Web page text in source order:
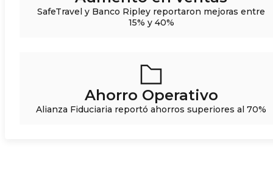
SafeTravel y Banco Ripley reportaron mejoras entre
15% y 40%
Ahorro Operativo
Alianza Fiduciaria reportó ahorros superiores al 70%